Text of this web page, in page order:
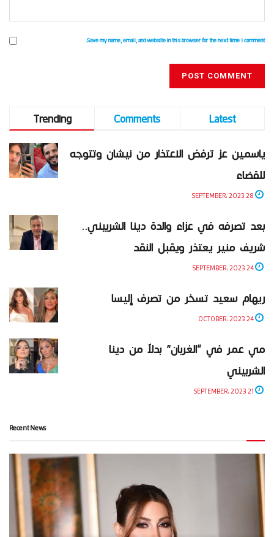
Save my name, email, and website in this browser for the next time I comment.
Trending Comments
Latest
ياسمين عز ترفض الاعتذار من نيشان وتتوجه
للقضاء
بعد تصرفه في عزاء والدة دينا الشربيني..
شريف منير يعتذر ويقبل النقد
ريهام سعيد تسخر من تصرف إليسا
مي عمر في “الغربان” بدلاً من دينا
الشربيني
Recent News